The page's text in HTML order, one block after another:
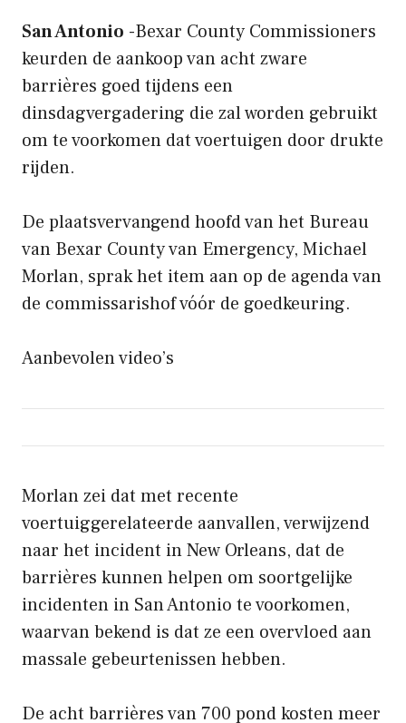
San Antonio -Bexar County Commissioners
keurden de aankoop van acht zware
barrières goed tijdens een
dinsdagvergadering die zal worden gebruikt
om te voorkomen dat voertuigen door drukte
rijden.
De plaatsvervangend hoofd van het Bureau
van Bexar County van Emergency, Michael
Morlan, sprak het item aan op de agenda van
de commissarishof vóór de goedkeuring.
Aanbevolen video’s
Morlan zei dat met recente
voertuiggerelateerde aanvallen, verwijzend
naar het incident in New Orleans, dat de
barrières kunnen helpen om soortgelijke
incidenten in San Antonio te voorkomen,
waarvan bekend is dat ze een overvloed aan
massale gebeurtenissen hebben.
De acht barrières van 700 pond kosten meer